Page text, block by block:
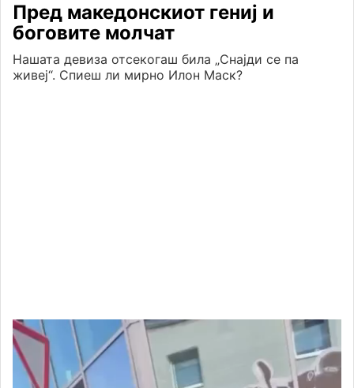
Пред македонскиот гениј и
боговите молчат
Нашата девиза отсекогаш била „Снајди се па
живеј“. Спиеш ли мирно Илон Маск?